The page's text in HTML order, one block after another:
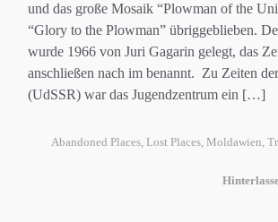
und das große Mosaik “Plowman of the
“Glory to the Plowman” übriggeblieben.
wurde 1966 von Juri Gagarin gelegt, das
anschließen nach im benannt. Zu Zeiten
(UdSSR) war das Jugendzentrum ein […]
Abandoned Places, Lost Places, Moldawien,